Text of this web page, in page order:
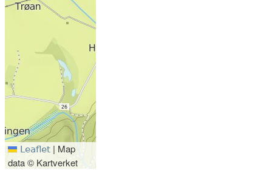
Leaflet | Map
data © Kartverket